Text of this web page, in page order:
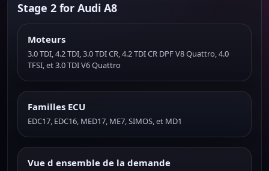
Stage 2 for Audi A8
Moteurs
3.0 TDI, 4.2 TDI, 3.0 TDI CR, 4.2 TDI CR DPF V8 Quattro, 4.0
TFSI, et 3.0 TDI V6 Quattro
Familles ECU
EDC17, EDC16, MED17, ME7, SIMOS, et MD1
Vue d ensemble de la demande